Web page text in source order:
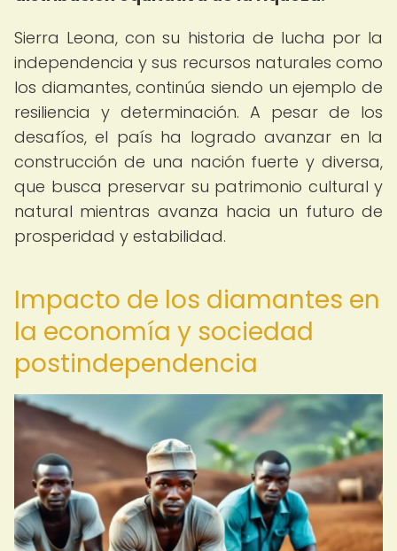
Sierra Leona, con su historia de lucha por la
independencia y sus recursos naturales como
los diamantes, continúa siendo un ejemplo de
resiliencia y determinación. A pesar de los
desafíos, el país ha logrado avanzar en la
construcción de una nación fuerte y diversa,
que busca preservar su patrimonio cultural y
natural mientras avanza hacia un futuro de
prosperidad y estabilidad.
Impacto de los diamantes en
la economía y sociedad
postindependencia